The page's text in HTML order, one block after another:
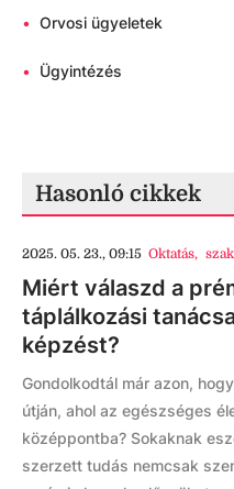
• Orvosi ügyeletek
• Ügyintézés
Hasonló cikkek
2025. 05. 23., 09:15 Oktatás,
Miért válaszd a
táplálkozási
képzést?
Gondolkodtál már azon,
útján, ahol az egészséges
középpontba? Sokaknak
szerzett tudás nemcsak